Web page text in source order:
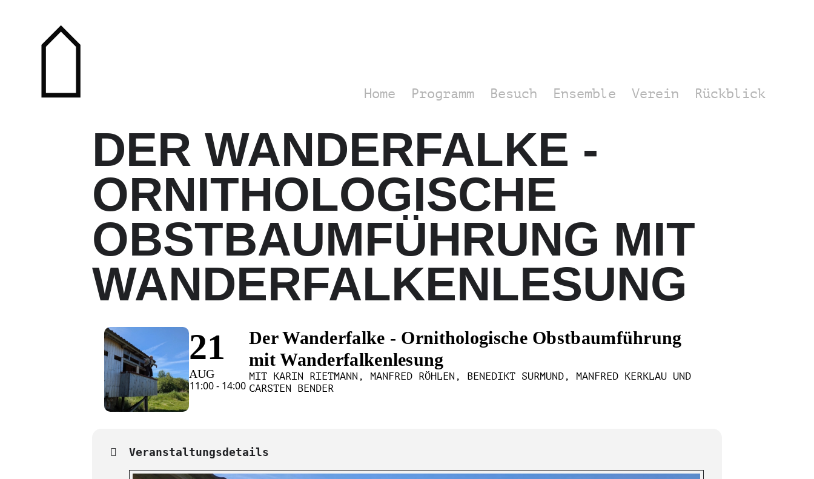
Home Programm Besuch Ensemble Verein Rückblick
DER WANDERFALKE -
ORNITHOLOGISCHE
OBSTBAUMFÜHRUNG MIT
WANDERFALKENLESUNG
21
AUG
11:00 - 14:00
Der Wanderfalke - Ornithologische Obstbaumführung
mit Wanderfalkenlesung
MIT KARIN RIETMANN, MANFRED RÖHLEN, BENEDIKT SURMUND, MANFRED KERKLAU UND
CARSTEN BENDER
Veranstaltungsdetails